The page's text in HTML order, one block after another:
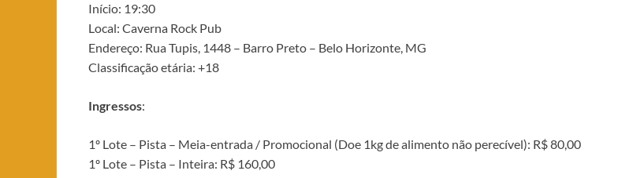
Início: 19:30
Local: Caverna Rock Pub
Endereço: Rua Tupis, 1448 – Barro Preto – Belo Horizonte, MG
Classificação etária: +18
Ingressos:
1º Lote – Pista – Meia-entrada / Promocional (Doe 1kg de alimento não perecível): R$ 80,00
1º Lote – Pista – Inteira: R$ 160,00